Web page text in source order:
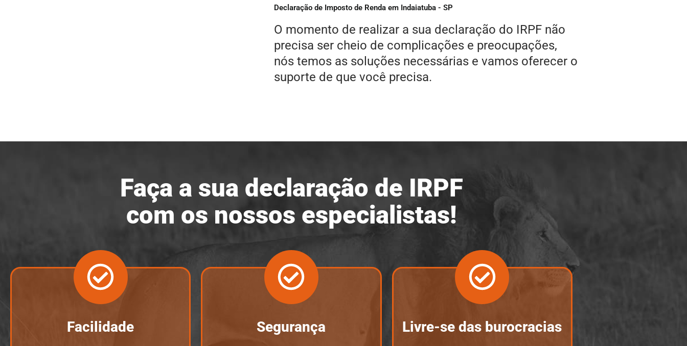
Declaração de Imposto de Renda em Indaiatuba - SP
O momento de realizar a sua declaração do IRPF não
precisa ser cheio de complicações e preocupações,
nós temos as soluções necessárias e vamos oferecer o
suporte de que você precisa.
Faça a sua declaração de IRPF
com os nossos especialistas!
Facilidade Segurança Livre-se das burocracias